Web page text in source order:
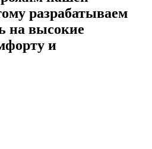
разрабатываем
на высокие
и